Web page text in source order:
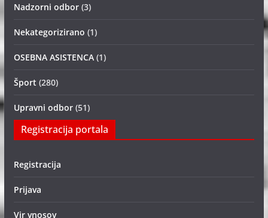
Nadzorni odbor(3)
Nekategorizirano (1)
OSEBNA ASISTENCA(1)
Šport (280)
Upravni odbor(51)
Registracija portala
Registracija
Prijava
Vir vnosov